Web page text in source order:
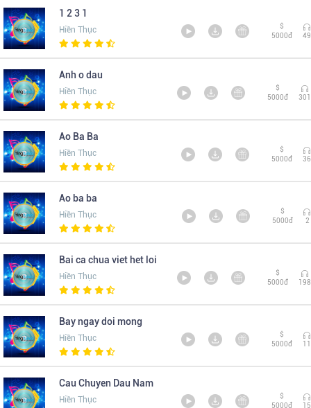
1 2 3 1
Hiền Thục
$
5000đ
49
Anh o dau
Hiền Thục
$
5000đ
301
Ao Ba Ba
Hiền Thục
$
5000đ
36
Ao ba ba
Hiền Thục
$
5000đ
2
Bai ca chua viet het loi
Hiền Thục
$
5000đ
198
Bay ngay doi mong
Hiền Thục
$
5000đ
11
Cau Chuyen Dau Nam
Hiền Thục
$
5000đ
15